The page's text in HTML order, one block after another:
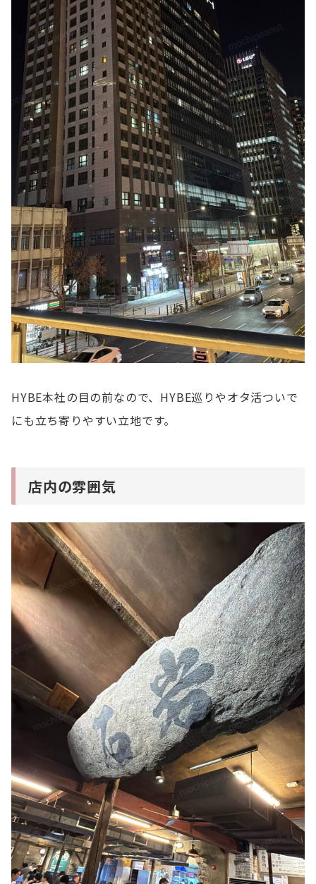
HYBE本社の目の前なので、HYBE巡りやオタ活ついで
にも立ち寄りやすい立地です。
店内の雰囲気